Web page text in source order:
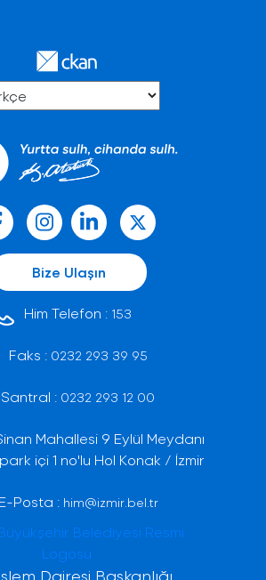
Bize Ulaşın
Him Telefon : 153
Faks : 0232 293 39 95
Santral : 0232 293 12 00
Mahallesi 9 Eylül Meydanı
içi 1 no'lu Hol Konak / İzmir
E-Posta : him@izmir.bel.tr
Dairesi Başkanlığı